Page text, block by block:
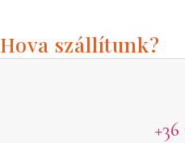
Hova szállítunk?